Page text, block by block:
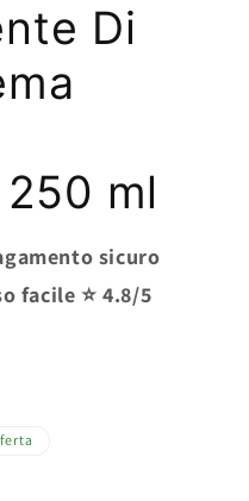
Di
ml
sicuro
facile ⭐ 4.8/5